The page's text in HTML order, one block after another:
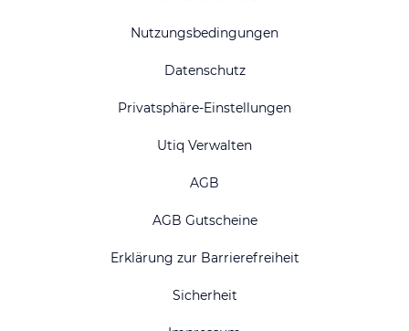
Nutzungsbedingungen
Datenschutz
Privatsphäre-Einstellungen
Utiq Verwalten
AGB
AGB Gutscheine
Erklärung zur Barrierefreiheit
Sicherheit